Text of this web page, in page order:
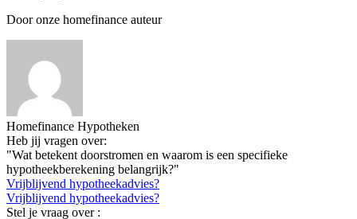
Door onze homefinance auteur
Homefinance Hypotheken
Heb jij vragen over:
"Wat betekent doorstromen en waarom is een specifieke
hypotheekberekening belangrijk?"
Vrijblijvend hypotheekadvies?
Vrijblijvend hypotheekadvies?
Stel je vraag over :